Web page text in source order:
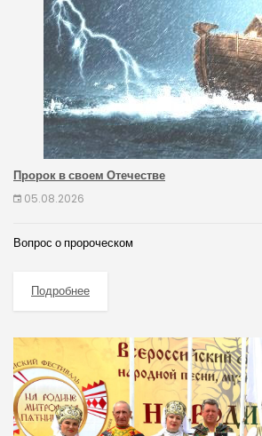
Пророк в своем Отечестве
05.08.2026
Вопрос о пророческом
Подробнее